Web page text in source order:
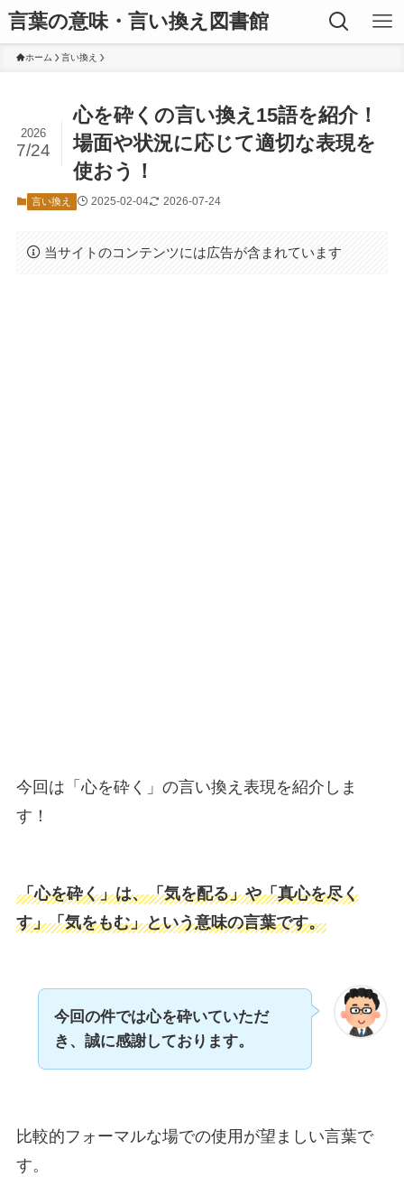
言葉の意味・言い換え図書館
ホーム 言い換え
心を砕くの言い換え15語を紹介！
場面や状況に応じて適切な表現を
使おう！
2026
7/24
言い換え 2025-02-04 2026-07-24
当サイトのコンテンツには広告が含まれています
今回は「心を砕く」の言い換え表現を紹介しま
す！
「心を砕く」は、「気を配る」や「真心を尽く
す」「気をもむ」という意味の言葉です。
今回の件では心を砕いていただ
き、誠に感謝しております。
比較的フォーマルな場での使用が望ましい言葉で
す。